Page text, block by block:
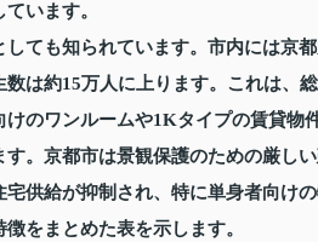
います。
ても知られています。市内には京
は約15万人に上ります。これは、
のワンルームや1Kタイプの賃貸物
す。京都市は景観保護のための厳し
供給が抑制され、特に単身者向け
をまとめた表を示します。